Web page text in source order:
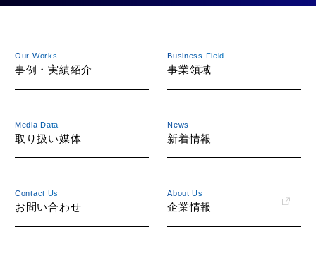
Our Works
事例・実績紹介
Business Field
事業領域
Media Data
取り扱い媒体
News
新着情報
Contact Us
お問い合わせ
About Us
企業情報